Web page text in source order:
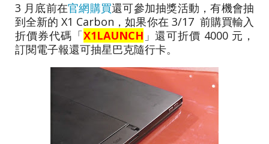
3 月底前在官網購買還可參加抽獎活動，有機會抽
到全新的 X1 Carbon，如果你在 3/17 前購買輸入
折價券代碼「X1LAUNCH 」還可折價 4000 元，
訂閱電子報還可抽星巴克隨行卡。